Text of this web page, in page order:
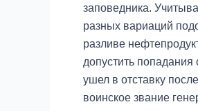
заповедника.
разных вариаций
разливе
допустить
ушел в отставку
воинское звание